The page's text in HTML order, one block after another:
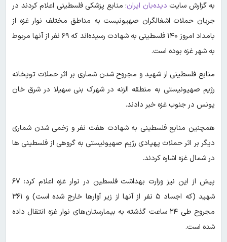
به گزارش سایت دیده‌بان ایران؛ منابع پزشکی فلسطینی اعلام کردند در
جریان حملات اشغالگران صهیونیست به مناطق مختلف نوار غزه از
بامداد امروز ۱۴۰ فلسطینی به شهادت رسیده‌اند که ۶۹ نفر از آنها مربوط
به شهر غزه بوده است.
منابع فلسطینی از شهید و مجروح شدن شماری بر اثر حملات توپخانه
رژیم صهیونیستی به منطقه الزنه در شهرک بنی سهیلا در شرق خان
یونس در جنوب غزه خبر دادند.
همچنین منابع فلسطینی به شهادت هفت نفر و زخمی شدن شماری
دیگر بر اثر حملات پهپادی رژیم صهیونیستی به گروهی از فلسطینی ها
در شمال غزه اشاره کردند.
پیش از این نیز وزارت بهداشت فلسطین در نوار غزه اعلام کرد: ۶۷
شهید (که اجساد ۵ نفر از آنها از زیر آوارها خارج شده است) و ۳۶۱
مجروح طی ۲۴ ساعت گذشته به بیمارستان‌های نوار غزه انتقال داده
شده است.